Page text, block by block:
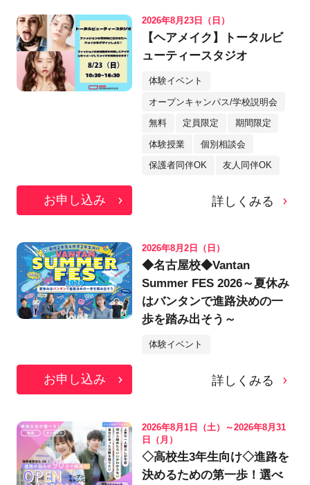
2026年8月23日（日）
【ヘアメイク】トータルビ
ューティースタジオ
体験イベント
オープンキャンパス/学校説明会
無料 定員限定 期間限定
体験授業 個別相談会
保護者同伴OK 友人同伴OK
お申し込み 詳しくみる
2026年8月2日（日）
◆名古屋校◆Vantan
Summer FES 2026～夏休み
はバンタンで進路決めの一
歩を踏み出そう～
体験イベント
お申し込み 詳しくみる
2026年8月1日（土）～2026年8月31
日（月）
◇高校生3年生向け◇進路を
決めるための第一歩！選べ